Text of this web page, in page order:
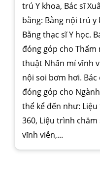
trú Y khoa, Bác sĩ
bằng: Bằng nội trú y
Bằng thạc sĩ Y học.
đóng góp cho Thẩm
thuật Nhấn mí vĩnh
nội soi bơm hơi.
đóng góp cho
thể kể đến như:
360, Liệu trình
vĩnh viễn,...